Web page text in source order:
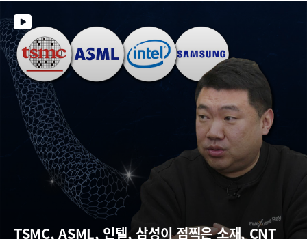
엑스의 김녹원 대표에게 들어봅니다.
TSMC, ASML, 인텔, 삼성이 점찍은 소재, CNT